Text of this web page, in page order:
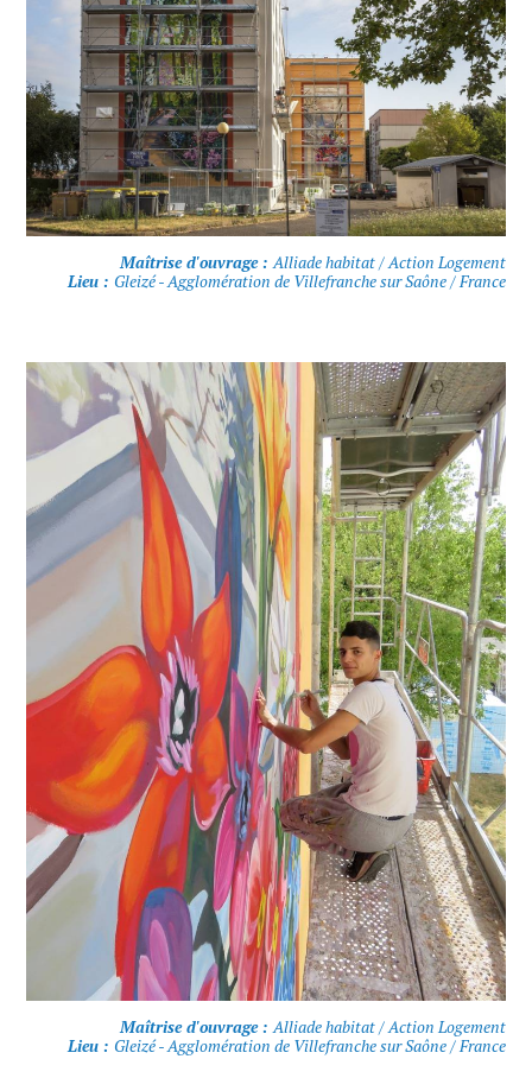
Maîtrise d'ouvrage : Alliade habitat / Action Logement
Lieu : Gleizé - Agglomération de Villefranche sur Saône / France
Maîtrise d'ouvrage : Alliade habitat / Action Logement
Lieu : Gleizé - Agglomération de Villefranche sur Saône / France